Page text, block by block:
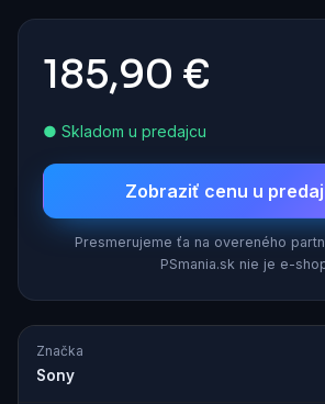
185,90 €
● Skladom u predajcu
Zobraziť cenu u
Presmerujeme ťa na overeného
PSmania.sk nie je e-
Značka
Sony